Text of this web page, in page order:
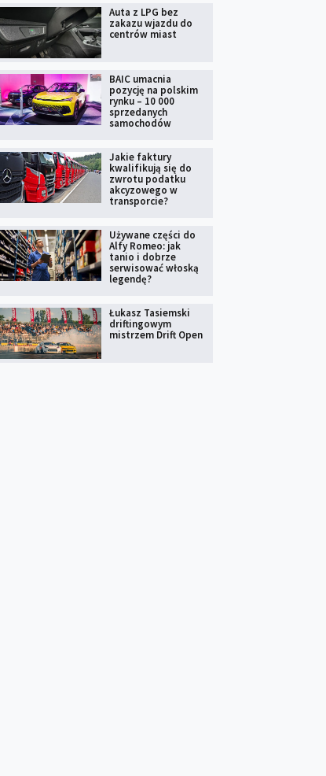
Auta z LPG bez
zakazu wjazdu do
centrów miast
BAIC umacnia
pozycję na polskim
rynku – 10 000
sprzedanych
samochodów
Jakie faktury
kwalifikują się do
zwrotu podatku
akcyzowego w
transporcie?
Używane części do
Alfy Romeo: jak
tanio i dobrze
serwisować włoską
legendę?
Łukasz Tasiemski
driftingowym
mistrzem Drift Open